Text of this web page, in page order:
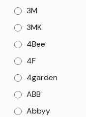
3M
3MK
4Bee
4F
4garden
ABB
Abbyy